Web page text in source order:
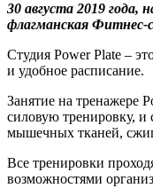
30 августа 2019
флагманская Фитнес-
Студия Power Plate –
и удобное расписание.
Занятие на тренажере
силовую тренировку, и
мышечных тканей,
Все тренировки
возможностями